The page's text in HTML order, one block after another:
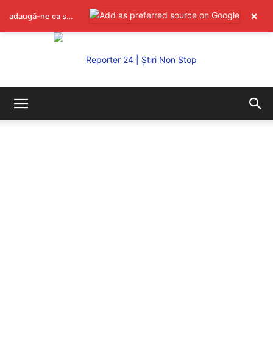
adaugă-ne ca sursă preferată pe Google ×